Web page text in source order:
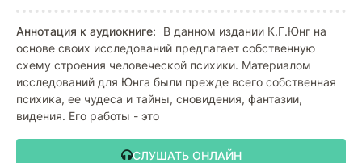
Аннотация к аудиокниге:
В данном издании К.Г.Юнг на
основе своих исследований предлагает собственную
схему строения человеческой психики. Материалом
исследований для Юнга были прежде всего собственная
психика, ее чудеса и тайны, сновидения, фантазии,
видения. Его работы - это
СЛУШАТЬ ОНЛАЙН